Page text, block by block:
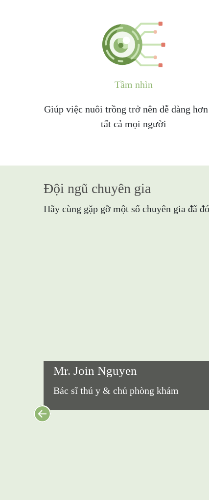
Tầm nhìn
Giúp việc nuôi trồng trở nên dễ dàng
tất cả mọi người
Đội ngũ chuyên gia
Hãy cùng gặp gỡ một số chuyên gia đã
Mr. Join Nguyen
Bác sĩ thú y & chủ phòng khám